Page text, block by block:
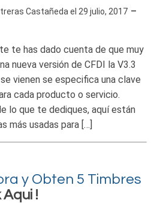
Castañedael29 julio, 2017
te has dado cuenta de que muy
nueva versión de CFDI la V3.3
vienen se especifica una clave
cada producto o servicio.
lo que te dediques, aquí están
más usadas para […]
y Obten 5 Timbres
Aqui !